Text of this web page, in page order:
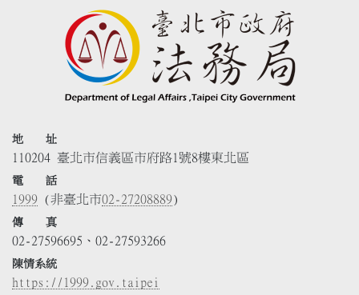
地 址
110204 臺北市信義區市府路1號8樓東北區
電 話
1999 (非臺北市02-27208889)
傳 真
02-27596695、02-27593266
陳情系統
https://1999.gov.taipei